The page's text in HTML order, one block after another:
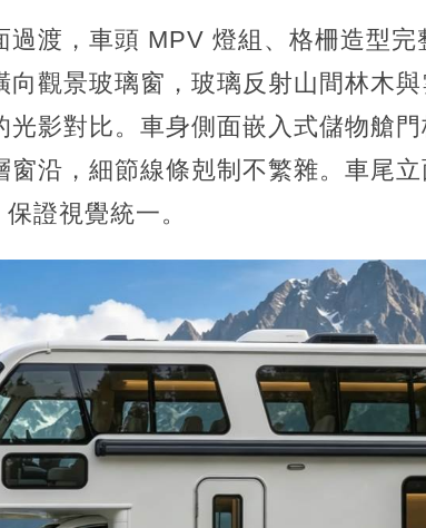
渡，車頭 MPV 燈組、格柵造型完
向觀景玻璃窗，玻璃反射山間林木
光影對比。車身側面嵌入式儲物艙
窗沿，細節線條剋制不繁雜。車尾
證視覺統一。